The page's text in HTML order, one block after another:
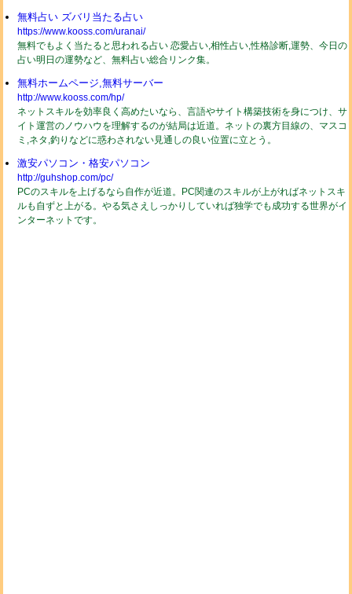
無料占い ズバリ当たる占い
https://www.kooss.com/uranai/
無料でもよく当たると思われる占い 恋愛占い,相性占い,性格診断,運勢、今日の
占い明日の運勢など、無料占い総合リンク集。
無料ホームページ,無料サーバー
http://www.kooss.com/hp/
ネットスキルを効率良く高めたいなら、言語やサイト構築技術を身につけ、サ
イト運営のノウハウを理解するのが結局は近道。ネットの裏方目線の、マスコ
ミ,ネタ,釣りなどに惑わされない見通しの良い位置に立とう。
激安パソコン・格安パソコン
http://guhshop.com/pc/
PCのスキルを上げるなら自作が近道。PC関連のスキルが上がればネットスキ
ルも自ずと上がる。やる気さえしっかりしていれば独学でも成功する世界がイ
ンターネットです。